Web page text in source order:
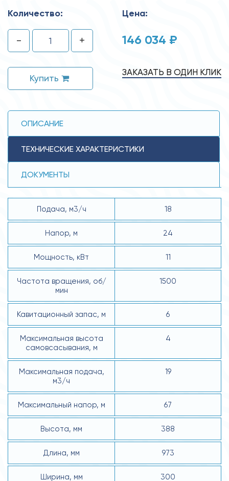
Количество:
- +
Купить
Цена:
146 034 ₽
ЗАКАЗАТЬ В ОДИН КЛИК
ОПИСАНИЕ
ТЕХНИЧЕСКИЕ ХАРАКТЕРИСТИКИ
ДОКУМЕНТЫ
Подача, м3/ч 18
Напор, м 24
Мощность, кВт 11
Частота вращения, об/
мин
1500
Кавитационный запас, м 6
Максимальная высота
самовсасывания, м
4
Максимальная подача,
м3/ч
19
Максимальный напор, м 67
Высота, мм 388
Длина, мм 973
Ширина, мм 300